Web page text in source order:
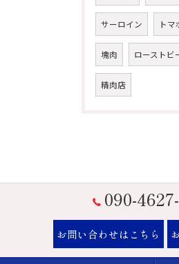
サーロイン トマ
塊肉 ローストビ
精肉店
090-
お問い合わせはこちら